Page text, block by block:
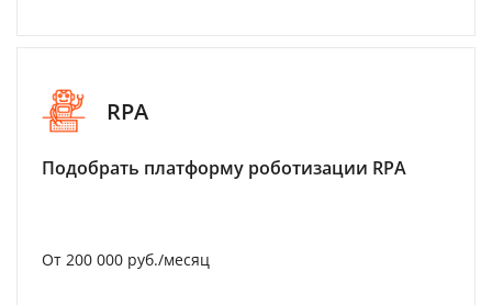
RPA
Подобрать платформу роботизации RPA
От 200 000 руб./месяц